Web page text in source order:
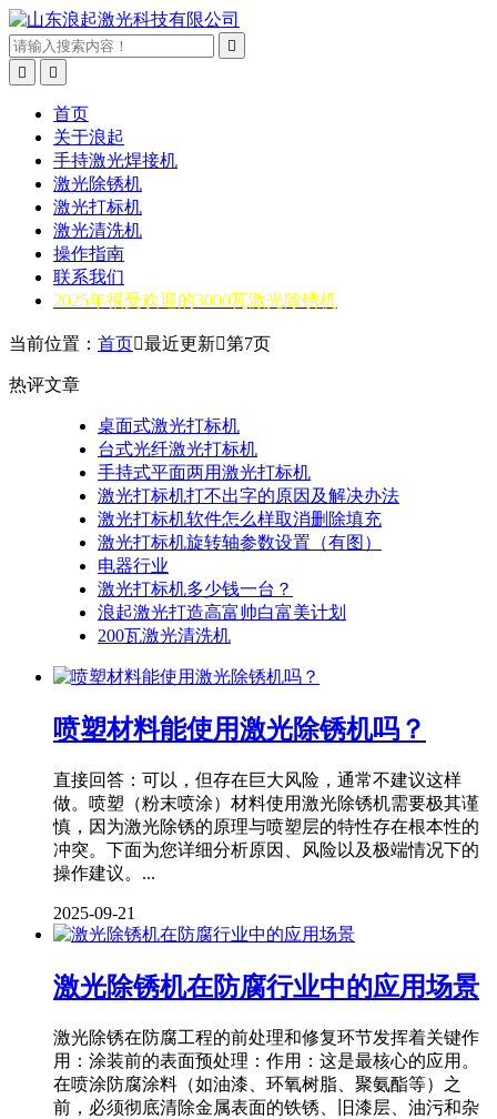



首页
关于浪起
手持激光焊接机
激光除锈机
激光打标机
激光清洗机
操作指南
联系我们
2025年很受欢迎的3000瓦激光除锈机
当前位置： 首页最近更新第7页
热评文章
桌面式激光打标机
台式光纤激光打标机
手持式平面两用激光打标机
激光打标机打不出字的原因及解决办法
激光打标机软件怎么样取消删除填充
激光打标机旋转轴参数设置（有图）
电器行业
激光打标机多少钱一台？
浪起激光打造高富帅白富美计划
200瓦激光清洗机
喷塑材料能使用激光除锈机吗？
直接回答：可以，但存在巨大风险，通常不建议这样
做。喷塑（粉末喷涂）材料使用激光除锈机需要极其谨
慎，因为激光除锈的原理与喷塑层的特性存在根本性的
冲突。下面为您详细分析原因、风险以及极端情况下的
操作建议。...
2025-09-21
激光除锈机在防腐行业中的应用场景
激光除锈在防腐工程的前处理和修复环节发挥着关键作
用：涂装前的表面预处理：作用：这是最核心的应用。
在喷涂防腐涂料（如油漆、环氧树脂、聚氨酯等）之
前，必须彻底清除金属表面的铁锈、旧漆层、油污和杂